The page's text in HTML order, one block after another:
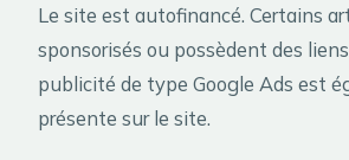
Le site est autofinancé. Certains
sponsorisés ou possèdent des
publicité de type Google Ads est
présente sur le site.